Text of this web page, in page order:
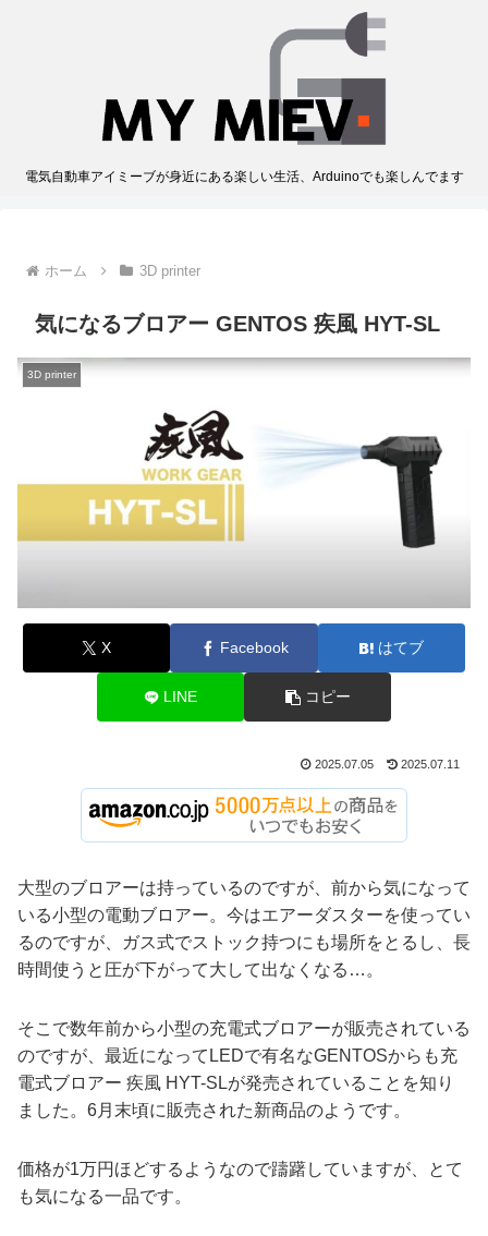
電気自動車アイミーブが身近にある楽しい生活、Arduinoでも楽しんでます
ホーム 3D printer
気になるブロアー GENTOS 疾風 HYT-SL
3D printer
X Facebook はてブ
LINE コピー
2025.07.05 2025.07.11
大型のブロアーは持っているのですが、前から気になって
いる小型の電動ブロアー。今はエアーダスターを使ってい
るのですが、ガス式でストック持つにも場所をとるし、長
時間使うと圧が下がって大して出なくなる…。
そこで数年前から小型の充電式ブロアーが販売されている
のですが、最近になってLEDで有名なGENTOSからも充
電式ブロアー 疾風 HYT-SLが発売されていることを知り
ました。6月末頃に販売された新商品のようです。
価格が1万円ほどするようなので躊躇していますが、とて
も気になる一品です。